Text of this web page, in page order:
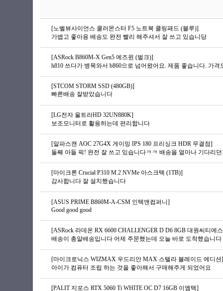
[노벨뷰사이언스 쿨러몬스터 F5 노트북 쿨링패드 (블루)]
가볍고 좋아용 배송도 완전 빨리 해주셔서 잘 쓰고 있습니당
[ASRock B860M-X Gen5 에즈윈 (벌크)]
h810 쓰다가 병목와서 b860으로 넘어왔어요. 제품 좋습니다. 가격
[STCOM STORM SSD (480GB)]
빠른배송 잘받았습니다
[LG전자 울트라HD 32UN880K]
보조모니터로 활용하는데 편리합니다
[알파스캔 AOC 27G4X 게이밍 IPS 180 프리싱크 HDR 무결점]
[마이크론 Crucial P310 M.2 NVMe 아스크텍 (1TB)]
감사합니다 잘 설치했습니다
[ASUS PRIME B860M-A-CSM 인텍앤컴퍼니]
Good good good
[ASRock 라데온 RX 6600 CHALLENGER D D6 8GB 대원씨티에
배송이 총알배송입니다 어제 주문했는데 오늘 바로 도착했습니
[마이크로닉스 WIZMAX 우드리안 MAX 스텔라 블레이드 에디션]
아이가 컴퓨터 조립 하는 것을 좋아해서 구매해주게 되었어요
[PALIT 지포스 RTX 5060 Ti WHITE OC D7 16GB 이엠텍]